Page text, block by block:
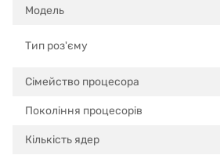
Модель
Тип роз'єму
Сімейство процесора
Покоління процесорів
Кількість ядер